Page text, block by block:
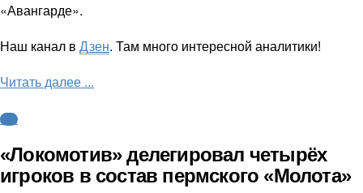
«Авангарде».
Наш канал в Дзен. Там много интересной аналитики!
Читать далее ...
КХЛ
«Локомотив» делегировал четырёх
игроков в состав пермского «Молота»